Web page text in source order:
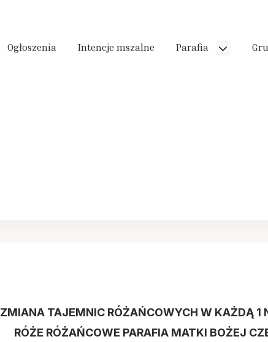
Ogłoszenia Intencje mszalne Parafia
ZMIANA TAJEMNIC RÓŻAŃCOWYCH W KAŻDĄ 1
RÓŻE RÓŻAŃCOWE PARAFIA MATKI BOŻEJ